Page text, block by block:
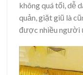
không quá tối, dễ
quản, giặt giũ là
được nhiều người